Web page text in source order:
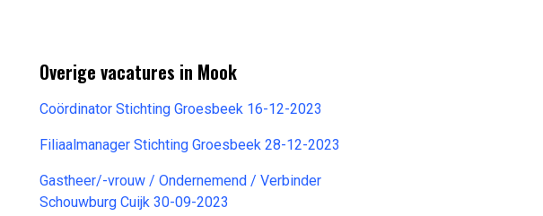
Overige vacatures in Mook
Coördinator Stichting Groesbeek 16-12-2023
Filiaalmanager Stichting Groesbeek 28-12-2023
Gastheer/-vrouw / Ondernemend / Verbinder
Schouwburg Cuijk 30-09-2023